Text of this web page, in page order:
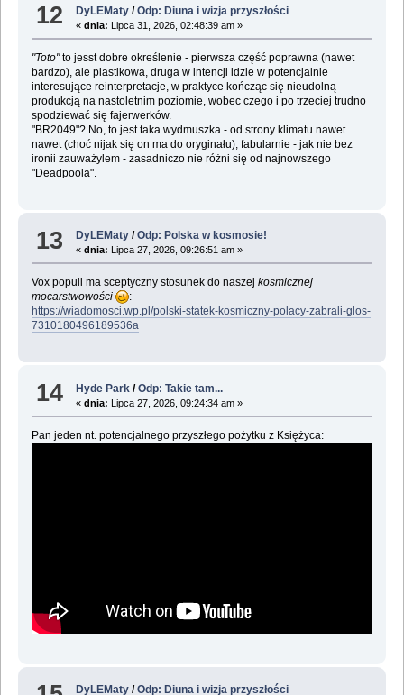
12 DyLEMaty /Odp: Diuna i wizja przyszłości
«dnia: Lipca 31, 2026, 02:48:39 am »
"Toto"to jesst dobre określenie - pierwsza część poprawna (nawet
bardzo), ale plastikowa, druga w intencji idzie w potencjalnie
interesujące reinterpretacje, w praktyce kończąc się nieudolną
produkcją na nastoletnim poziomie, wobec czego i po trzeciej trudno
spodziewać się fajerwerków.
"BR2049"? No, to jest taka wydmuszka - od strony klimatu nawet
nawet (choć nijak się on ma do oryginału), fabularnie - jak nie bez
ironii zauważylem - zasadniczo nie różni się od najnowszego
"Deadpoola".
13 DyLEMaty /Odp: Polska w kosmosie!
«dnia: Lipca 27, 2026, 09:26:51 am »
Vox populi ma sceptyczny stosunek do naszej kosmicznej
mocarstwowości
:
https://wiadomosci.wp.pl/polski-statek-kosmiczny-polacy-zabrali-glos-
7310180496189536a
14 Hyde Park /Odp: Takie tam...
«dnia: Lipca 27, 2026, 09:24:34 am »
Pan jeden nt. potencjalnego przyszłego pożytku z Księżyca:
DyLEMaty /Odp: Diuna i wizja przyszłości